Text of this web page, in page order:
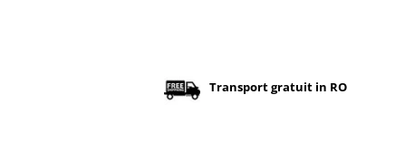
Transport gratuit in RO